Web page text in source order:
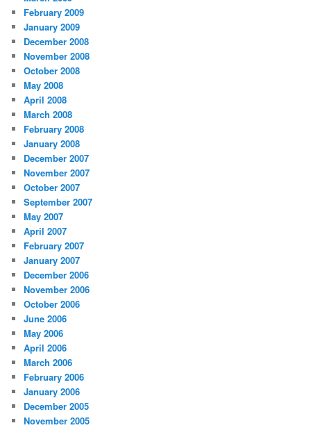
February 2009
January 2009
December 2008
November 2008
October 2008
May 2008
April 2008
March 2008
February 2008
January 2008
December 2007
November 2007
October 2007
September 2007
May 2007
April 2007
February 2007
January 2007
December 2006
November 2006
October 2006
June 2006
May 2006
April 2006
March 2006
February 2006
January 2006
December 2005
November 2005